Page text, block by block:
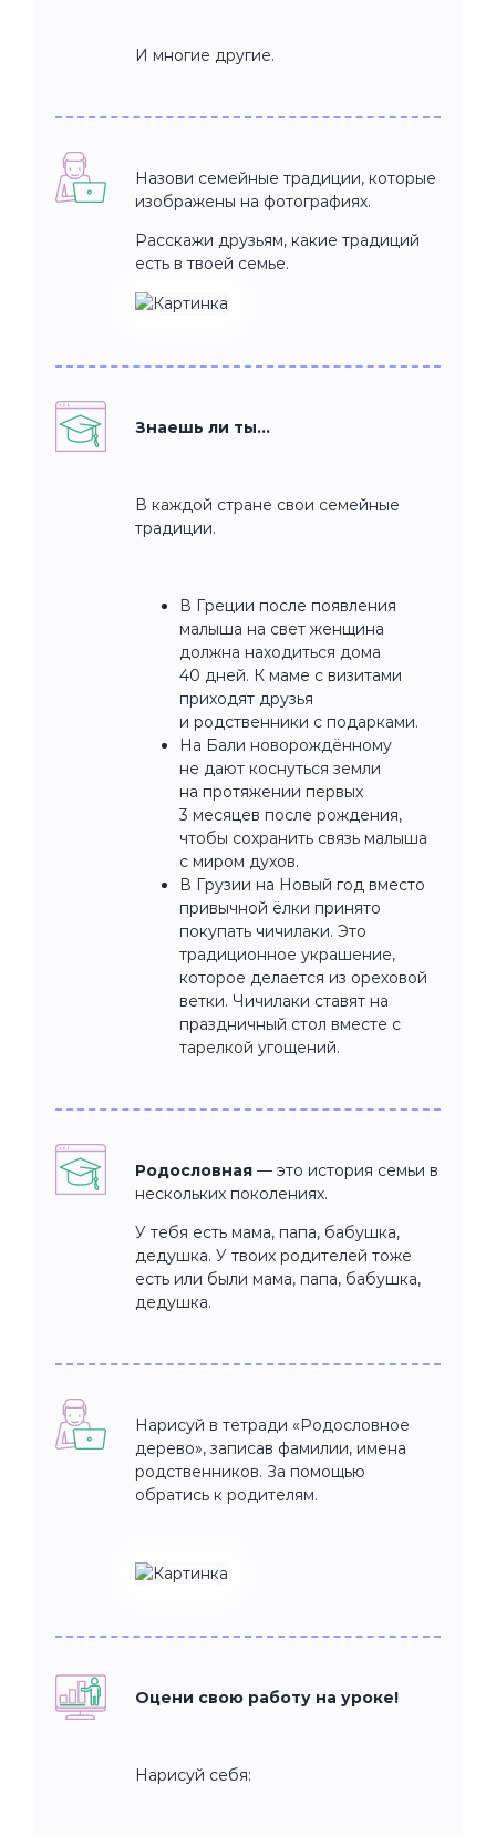
И многие другие.
Назови семейные традиции, которые
изображены на фотографиях.
Расскажи друзьям, какие традиций
есть в твоей семье.
Знаешь ли ты…
В каждой стране свои семейные
традиции.
В Греции после появления
малыша на свет женщина
должна находиться дома
40 дней. К маме с визитами
приходят друзья
и родственники с подарками.
На Бали новорождённому
не дают коснуться земли
на протяжении первых
3 месяцев после рождения,
чтобы сохранить связь малыша
с миром духов.
В Грузии на Новый год вместо
привычной ёлки принято
покупать чичилаки. Это
традиционное украшение,
которое делается из ореховой
ветки. Чичилаки ставят на
праздничный стол вместе с
тарелкой угощений.
Родословная — это история семьи в
нескольких поколениях.
У тебя есть мама, папа, бабушка,
дедушка. У твоих родителей тоже
есть или были мама, папа, бабушка,
дедушка.
Нарисуй в тетради «Родословное
дерево», записав фамилии, имена
родственников. За помощью
обратись к родителям.
Оцени свою работу на уроке!
Нарисуй себя: